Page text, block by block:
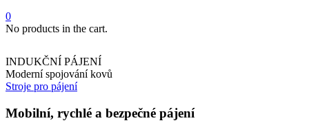
0
No products in the cart.
INDUKČNÍ PÁJENÍ
Moderní spojování kovů
Stroje pro pájení
Mobilní, rychlé a bezpečné pájení